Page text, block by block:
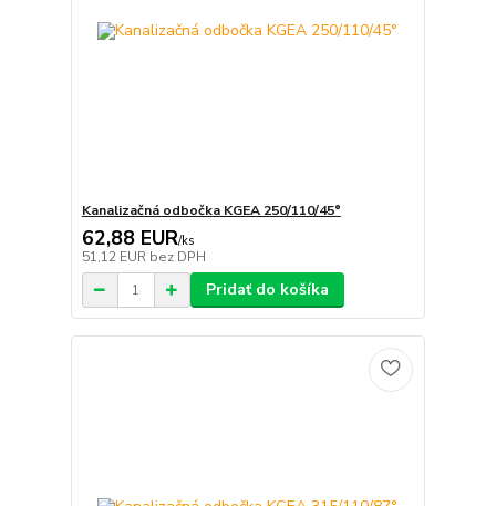
Kanalizačná odbočka KGEA 250/110/45°
62,88 EUR/ks
51,12 EUR bez DPH
Pridať do košíka